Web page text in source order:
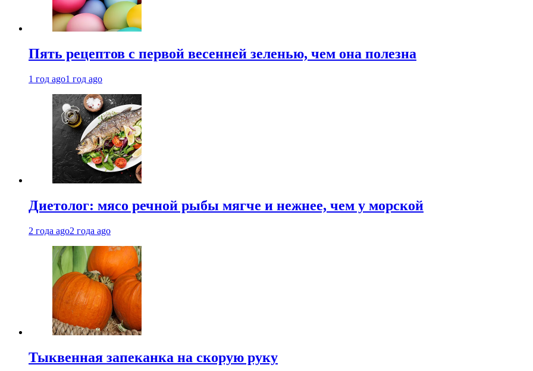
Пять рецептов с первой весенней зеленью, чем она полезна
1 год ago1 год ago
Диетолог: мясо речной рыбы мягче и нежнее, чем у морской
2 года ago2 года ago
Тыквенная запеканка на скорую руку